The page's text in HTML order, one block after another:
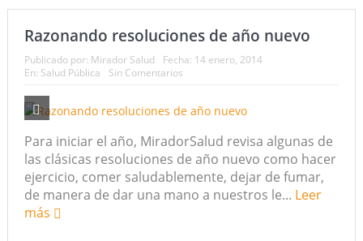
Razonando resoluciones de año nuevo
Publicado por: Mirador Salud Fecha: 14 enero, 2014
En: Salud Pública Sin Comentarios
Para iniciar el año, MiradorSalud revisa algunas de
las clásicas resoluciones de año nuevo como hacer
ejercicio, comer saludablemente, dejar de fumar,
de manera de dar una mano a nuestros le... Leer
más